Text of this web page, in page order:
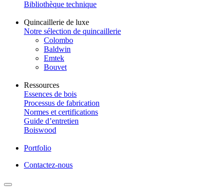
Bibliothèque technique
Quincaillerie de luxe
Notre sélection de quincaillerie
Colombo
Baldwin
Emtek
Bouvet
Ressources
Essences de bois
Processus de fabrication
Normes et certifications
Guide d’entretien
Boiswood
Portfolio
Contactez-nous